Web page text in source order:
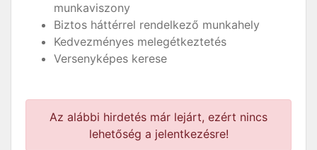
munkaviszony
Biztos háttérrel rendelkező munkahely
Kedvezményes melegétkeztetés
Versenyképes kerese
Az alábbi hirdetés már lejárt, ezért nincs
lehetőség a jelentkezésre!